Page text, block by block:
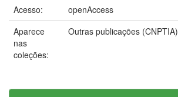
Acesso:
openAccess
Aparece
nas
coleções:
Outras publicações (CNPTIA)